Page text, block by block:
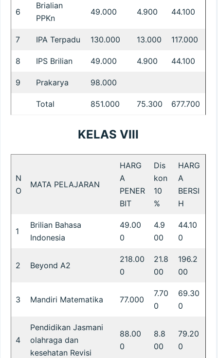
6
Brialian
PPKn
49.000 4.900 44.100
7 IPA Terpadu 130.000 13.000 117.000
8 IPS Brilian 49.000 4.900 44.100
9 Prakarya 98.000
Total 851.000 75.300 677.700
KELAS VIII
N
O
MATA PELAJARAN
HARG
A
PENER
BIT
Dis
kon
10
%
HARG
A
BERSI
H
1
Brilian Bahasa
Indonesia
49.00
0
4.9
00
44.10
0
2 Beyond A2
218.00
0
21.8
00
196.2
00
3 Mandiri Matematika 77.000
7.70
0
69.30
0
4
Pendidikan Jasmani
olahraga dan
kesehatan Revisi
88.00
0
8.8
00
79.20
0